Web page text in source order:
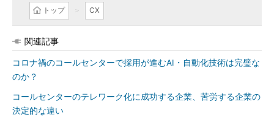
トップ CX
関連記事
コロナ禍のコールセンターで採用が進むAI・自動化技術は完璧な
のか？
コールセンターのテレワーク化に成功する企業、苦労する企業の
決定的な違い